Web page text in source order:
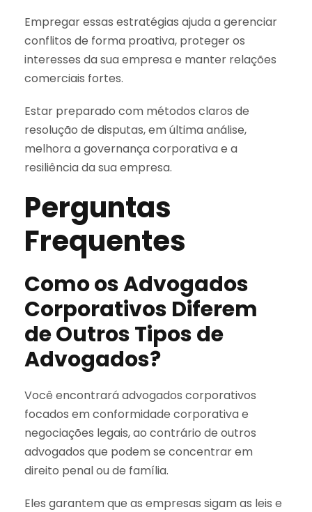
Empregar essas estratégias ajuda a gerenciar
conflitos de forma proativa, proteger os
interesses da sua empresa e manter relações
comerciais fortes.
Estar preparado com métodos claros de
resolução de disputas, em última análise,
melhora a governança corporativa e a
resiliência da sua empresa.
Perguntas
Frequentes
Como os Advogados
Corporativos Diferem
de Outros Tipos de
Advogados?
Você encontrará advogados corporativos
focados em conformidade corporativa e
negociações legais, ao contrário de outros
advogados que podem se concentrar em
direito penal ou de família.
Eles garantem que as empresas sigam as leis e